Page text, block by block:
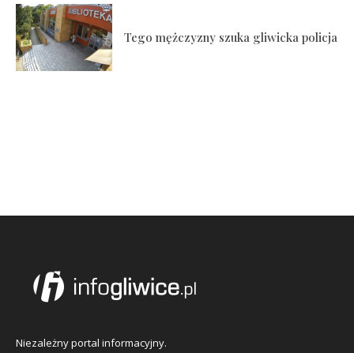
Tego mężczyzny szuka gliwicka policja
Niezależny portal informacyjny.